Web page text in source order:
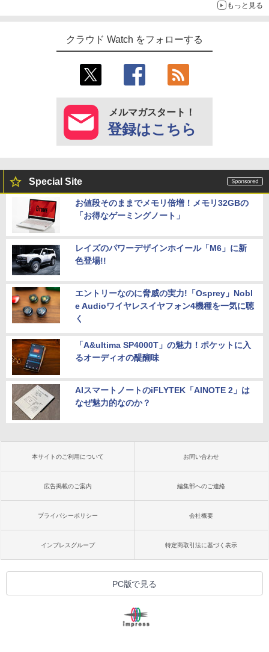
もっと見る
クラウド Watch をフォローする
メルマガスタート！
登録はこちら
Special Site
お値段そのままでメモリ倍増！メモリ32GBの
「お得なゲーミングノート」
レイズのパワーデザインホイール「M6」に新
色登場!!
エントリーなのに脅威の実力!「Osprey」Nobl
e Audioワイヤレスイヤフォン4機種を一気に聴
く
「A&ultima SP4000T」の魅力！ポケットに入
るオーディオの醍醐味
AIスマートノートのiFLYTEK「AINOTE 2」は
なぜ魅力的なのか？
本サイトのご利用について お問い合わせ
広告掲載のご案内 編集部へのご連絡
プライバシーポリシー 会社概要
インプレスグループ 特定商取引法に基づく表示
PC版で見る